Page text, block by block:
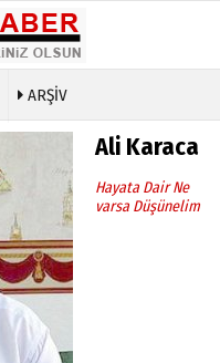
Köşe
Video
Foto
Galeri
Künye
Çerez
Politikası
ARŞİV
Ali Karaca
Hayata Dair Ne
varsa Düşünelim